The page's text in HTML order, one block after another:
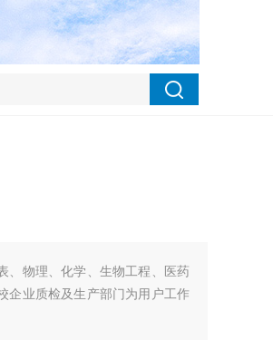
、物理、化学、生物工程、医药
企业质检及生产部门为用户工作